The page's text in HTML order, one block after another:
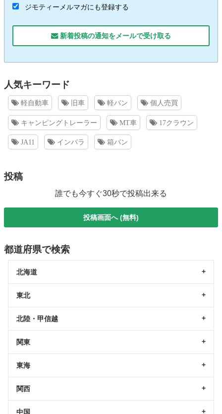
ジモティーメルマガにも登録する
新着投稿の通知をメールで受け取る
人気キーワード
軽自動車 旧車 軽バン 個人売買
キャンピングトレーラー MT車 17クラウン
JA11 インパラ 箱バン
投稿
誰でも今すぐ30秒で投稿出来る
投稿画面へ (無料)
都道府県で検索
北海道
東北
北陸・甲信越
関東
東海
関西
中国